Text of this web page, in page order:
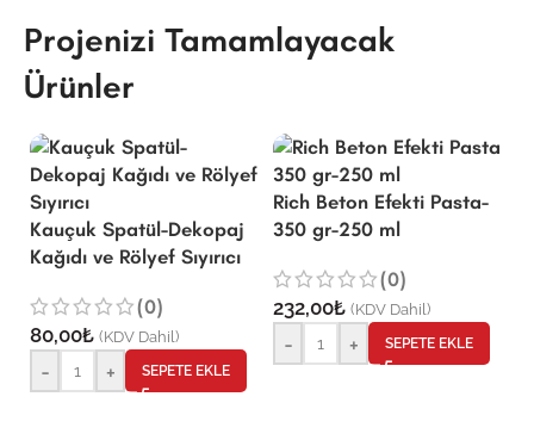
Projenizi Tamamlayacak
Ürünler
Kauçuk Spatül-Dekopaj
Kağıdı ve Rölyef Sıyırıcı
(0)
80,00₺ (KDV Dahil)
- + SEPETE EKLE
Rich Beton Efekti Pasta-
350 gr-250 ml
(0)
232,00₺ (KDV Dahil)
- + SEPETE EKLE